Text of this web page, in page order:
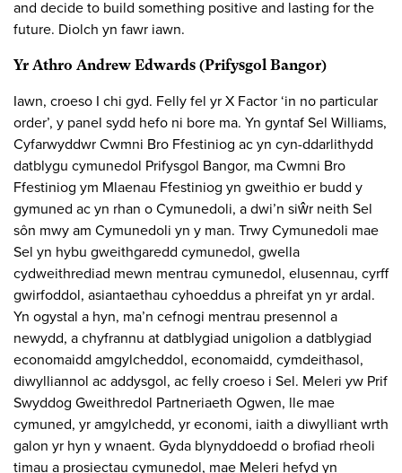
and decide to build something positive and lasting for the
future. Diolch yn fawr iawn.
Yr Athro Andrew Edwards (Prifysgol Bangor)
Iawn, croeso I chi gyd. Felly fel yr X Factor ‘in no particular
order’, y panel sydd hefo ni bore ma. Yn gyntaf Sel Williams,
Cyfarwyddwr Cwmni Bro Ffestiniog ac yn cyn-ddarlithydd
datblygu cymunedol Prifysgol Bangor, ma Cwmni Bro
Ffestiniog ym Mlaenau Ffestiniog yn gweithio er budd y
gymuned ac yn rhan o Cymunedoli, a dwi’n siŵr neith Sel
sôn mwy am Cymunedoli yn y man. Trwy Cymunedoli mae
Sel yn hybu gweithgaredd cymunedol, gwella
cydweithrediad mewn mentrau cymunedol, elusennau, cyrff
gwirfoddol, asiantaethau cyhoeddus a phreifat yn yr ardal.
Yn ogystal a hyn, ma’n cefnogi mentrau presennol a
newydd, a chyfrannu at datblygiad unigolion a datblygiad
economaidd amgylcheddol, economaidd, cymdeithasol,
diwylliannol ac addysgol, ac felly croeso i Sel. Meleri yw Prif
Swyddog Gweithredol Partneriaeth Ogwen, lle mae
cymuned, yr amgylchedd, yr economi, iaith a diwylliant wrth
galon yr hyn y wnaent. Gyda blynyddoedd o brofiad rheoli
timau a prosiectau cymunedol, mae Meleri hefyd yn